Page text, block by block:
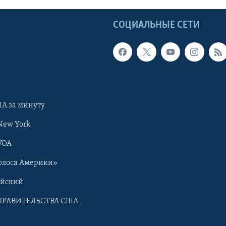
СОЦИАЛЬНЫЕ СЕТИ
за минуту
York
Америки»
США